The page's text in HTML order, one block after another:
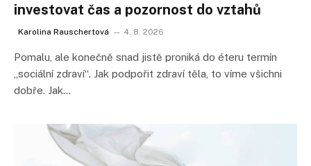
investovat čas a pozornost do vztahů
Karolina Rauschertová 4. 8. 2026
Pomalu, ale konečně snad jistě proniká do éteru termín
„sociální zdraví“. Jak podpořit zdraví těla, to víme všichni
dobře. Jak…